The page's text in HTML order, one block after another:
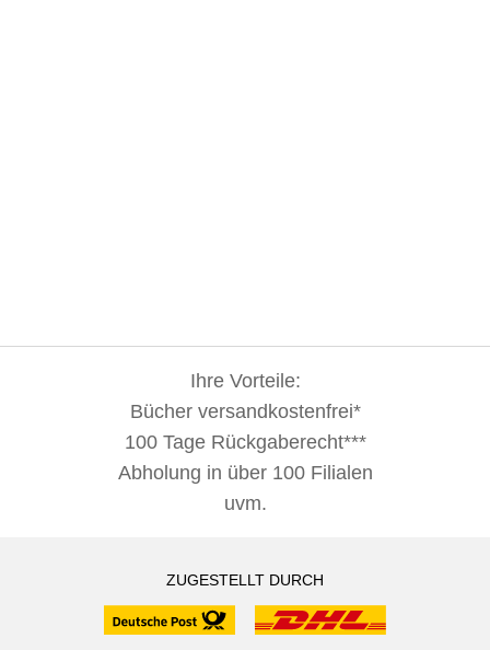
Ihre Vorteile:
Bücher versandkostenfrei*
100 Tage Rückgaberecht***
Abholung in über 100 Filialen
uvm.
ZUGESTELLT DURCH